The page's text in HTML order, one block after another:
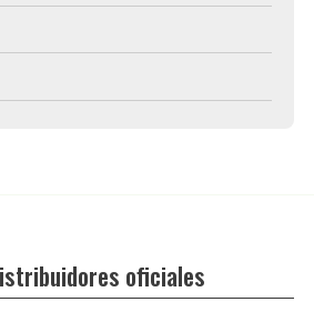
oficiales